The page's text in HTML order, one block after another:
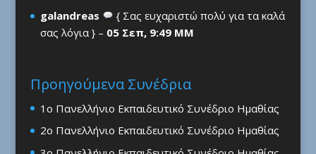
galandreas
{ Σας ευχαριστώ πολύ για τα καλά
σας λόγια } – 05 Σεπ, 9:49 ΜΜ
Προηγούμενα Συνέδρια
1ο Πανελλήνιο Εκπαιδευτικό Συνέδριο Ημαθίας
2ο Πανελλήνιο Εκπαιδευτικό Συνέδριο Ημαθίας